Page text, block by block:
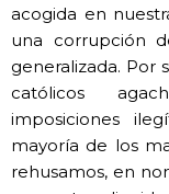
acogida en
una corrupción
generalizada. Por
católicos
imposiciones
mayoría de los
rehusamos, en